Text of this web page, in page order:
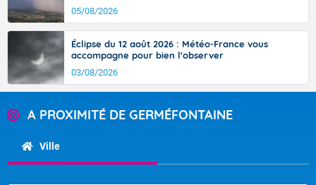
05/08/2026
Éclipse du 12 août 2026 : Météo-France vous
accompagne pour bien l'observer
03/08/2026
A PROXIMITÉ DE GERMÉFONTAINE
Ville